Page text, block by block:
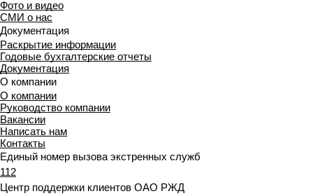
Фото и видео
СМИ о нас
Документация
Раскрытие информации
Годовые бухгалтерские отчеты
Документация
О компании
О компании
Руководство компании
Вакансии
Написать нам
Контакты
Единый номер вызова экстренных служб
112
Центр поддержки клиентов ОАО РЖД